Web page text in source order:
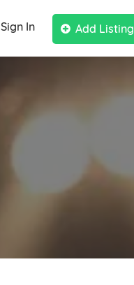
Sign In Add Listing